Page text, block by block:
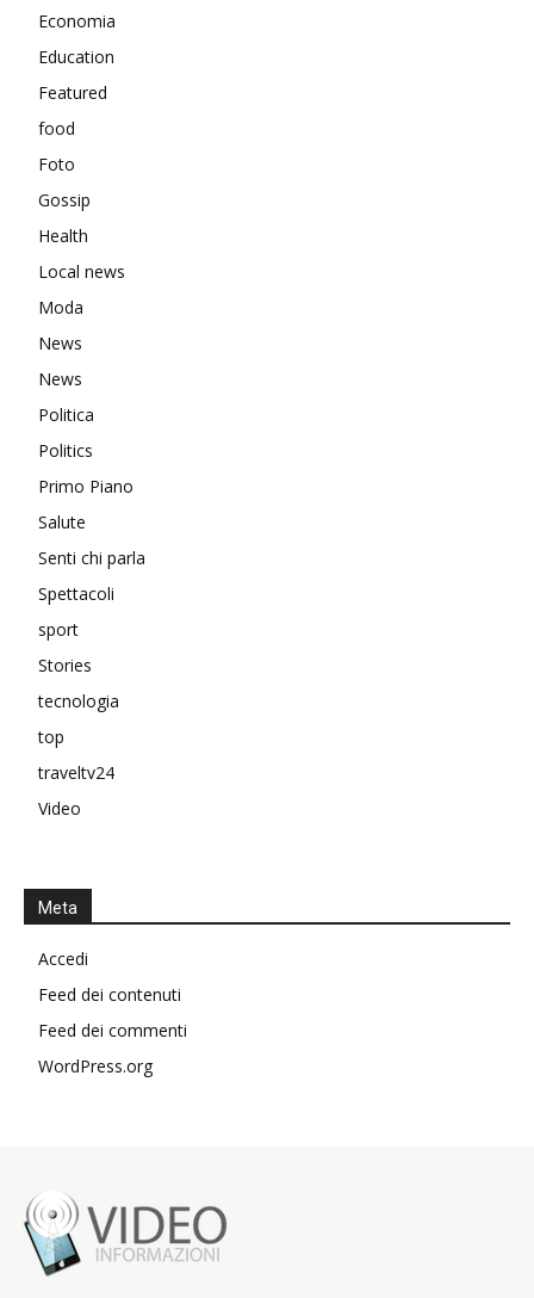
Economia
Education
Featured
food
Foto
Gossip
Health
Local news
Moda
News
News
Politica
Politics
Primo Piano
Salute
Senti chi parla
Spettacoli
sport
Stories
tecnologia
top
traveltv24
Video
Meta
Accedi
Feed dei contenuti
Feed dei commenti
WordPress.org